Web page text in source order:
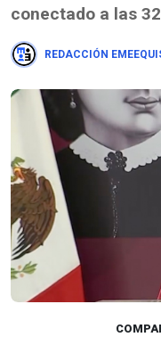
conectado a las
REDACCIÓN